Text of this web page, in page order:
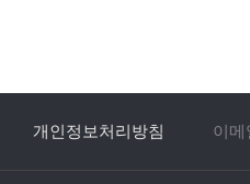
개인정보처리방침 이메